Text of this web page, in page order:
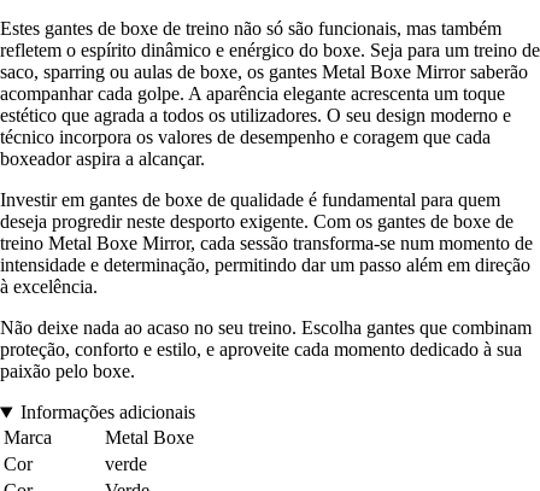
Estes gantes de boxe de treino não só são funcionais, mas também
refletem o espírito dinâmico e enérgico do boxe. Seja para um treino de
saco, sparring ou aulas de boxe, os gantes Metal Boxe Mirror saberão
acompanhar cada golpe. A aparência elegante acrescenta um toque
estético que agrada a todos os utilizadores. O seu design moderno e
técnico incorpora os valores de desempenho e coragem que cada
boxeador aspira a alcançar.
Investir em gantes de boxe de qualidade é fundamental para quem
deseja progredir neste desporto exigente. Com os gantes de boxe de
treino Metal Boxe Mirror, cada sessão transforma-se num momento de
intensidade e determinação, permitindo dar um passo além em direção
à excelência.
Não deixe nada ao acaso no seu treino. Escolha gantes que combinam
proteção, conforto e estilo, e aproveite cada momento dedicado à sua
paixão pelo boxe.
Informações adicionais
Marca
Metal Boxe
Cor
verde